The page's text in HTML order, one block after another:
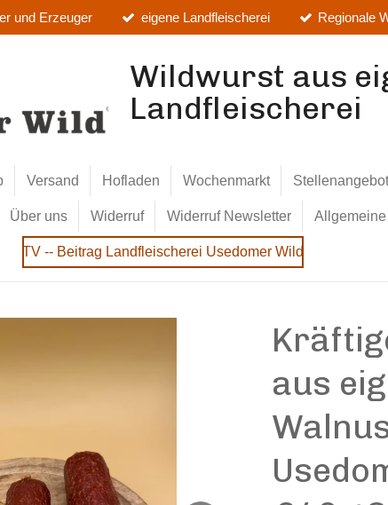
und Erzeuger eigene Landfleischerei Regionale
Wildwurst aus
Landfleischerei
Versand Hofladen Wochenmarkt
Über uns Widerruf Widerruf Newsletter
TV -- Beitrag Landfleischerei Usedomer Wild
aus